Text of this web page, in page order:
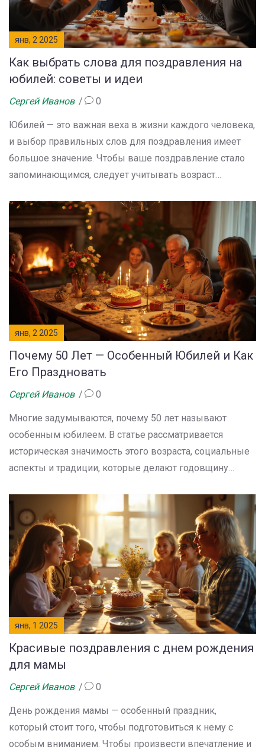
янв, 2 2025
Как выбрать слова для поздравления на
юбилей: советы и идеи
Сергей Иванов 0
Юбилей — это важная веха в жизни каждого человека,
и выбор правильных слов для поздравления имеет
большое значение. Чтобы ваше поздравление стало
запоминающимся, следует учитывать возраст
рассмотрены различные подходы к составлению
поздравлений и приведены советы, которые помогут
сделать ваше поздравление особо трогательным и
искренним. Ведь ежедневное вдохновение и радость
можно черпать из правильных слов, сказанных в
нужный момент.
янв, 2 2025
Почему 50 Лет — Особенный Юбилей и Как
Его Праздновать
Сергей Иванов 0
Многие задумываются, почему 50 лет называют
особенным юбилеем. В статье рассматривается
историческая значимость этого возраста, социальные
аспекты и традиции, которые делают годовщину
советы по подготовке праздника, идеи для
поздравлений и подарков, а также интересные факты
о том, как можно отпраздновать это событие. Юбилей
в 50 лет — это не просто дата, а символ жизненной
мудрости и опыта.
янв, 1 2025
Красивые поздравления с днем рождения
для мамы
Сергей Иванов 0
День рождения мамы — особенный праздник,
который стоит того, чтобы подготовиться к нему с
особым вниманием. Чтобы произвести впечатление и